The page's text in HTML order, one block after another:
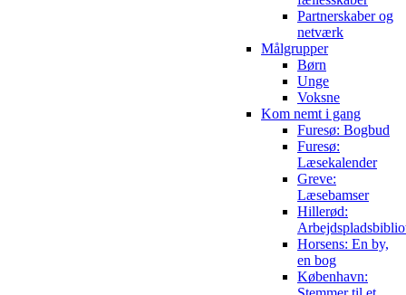
Partnerskaber og
netværk
Målgrupper
Børn
Unge
Voksne
Kom nemt i gang
Furesø: Bogbud
Furesø:
Læsekalender
Greve:
Læsebamser
Hillerød:
Horsens: En by,
en bog
København: